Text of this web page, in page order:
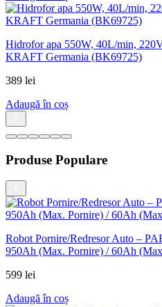
Hidrofor apa 550W, 40L/min,
KRAFT Germania (BK69725)
389 lei
Adaugă în coș
Produse Populare
Robot Pornire/Redresor Auto –
950Ah (Max. Pornire) / 60Ah
599 lei
Adaugă în coș